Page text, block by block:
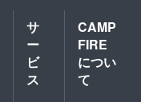
場合が
ありま
す。
置等変
更に
なって
いま
す。 p.s
追加製
造のた
サ
ー
ビ
ス
CAMP
FIRE
につい
て